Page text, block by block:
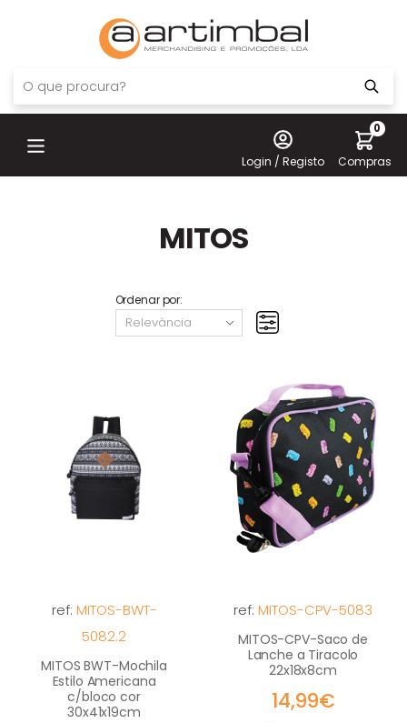
Login / Registo
0
Compras
MITOS
Ordenar por:
ref: MITOS-BWT-
5082.2
MITOS BWT-Mochila
Estilo Americana
c/bloco cor
30x41x19cm
ref: MITOS-CPV-5083
MITOS-CPV-Saco de
Lanche a Tiracolo
22x18x8cm
14,99€